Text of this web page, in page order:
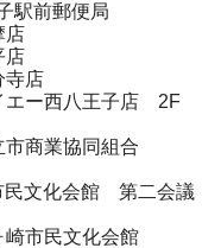
駅前郵便局
店
店
寺店
エー西八王子店 2F
商業協同組合
民文化会館 第二会議
市民文化会館